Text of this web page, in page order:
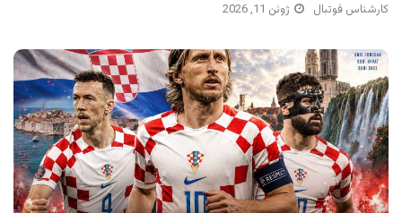
کارشناس فوتبال ژوئن 11, 2026